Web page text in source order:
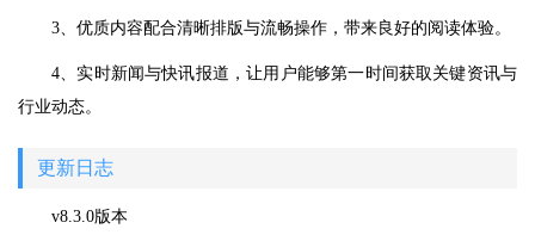
3、优质内容配合清晰排版与流畅操作，带来良好的阅读体验。
4、实时新闻与快讯报道，让用户能够第一时间获取关键资讯与
行业动态。
更新日志
v8.3.0版本